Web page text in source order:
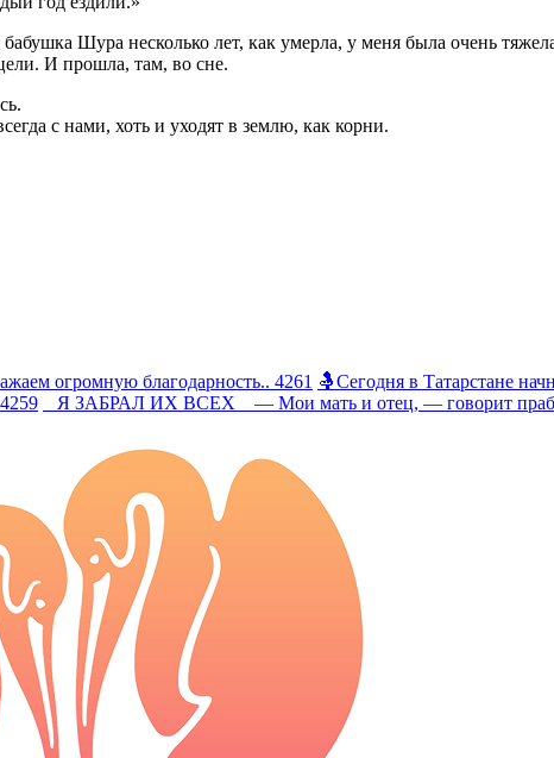
Шура несколько лет, как умерла, у меня была очень
И прошла, там, во сне.
с нами, хоть и уходят в землю, как корни.
огромную благодарность.. 4261 🤱Сегодня в Татарстане
Я ЗАБРАЛ ИХ ВСЕХ — Мои мать и отец, — говорит